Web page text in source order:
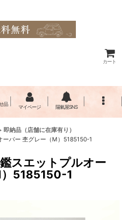
カート
品
マイページ 陽氣屋SNS
即納品（店舗に在庫有り）
ーバー 杢グレー（M）5185150-1
スエットプルオー
5185150-1